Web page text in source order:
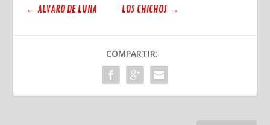
← ALVARO DE LUNA LOS CHICHOS →
COMPARTIR: